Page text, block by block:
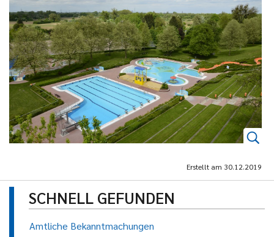
Erstellt am 30.12.2019
SCHNELL GEFUNDEN
Amtliche Bekanntmachungen